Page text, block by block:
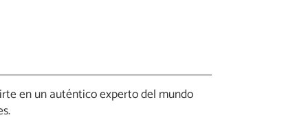
en un auténtico experto del mundo